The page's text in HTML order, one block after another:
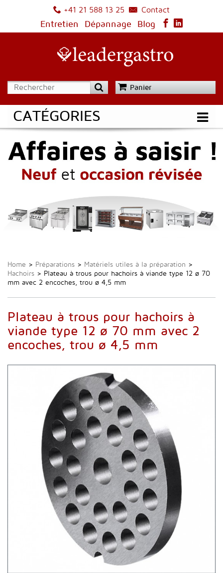
+41 21 588 13 25
Contact
Entretien
Dépannage Blog
Panier
CATÉGORIES
Home > Préparations > Matériels utiles à la préparation >
Hachoirs > Plateau à trous pour hachoirs à viande type 12 ø 70
mm avec 2 encoches, trou ø 4,5 mm
Plateau à trous pour hachoirs à
viande type 12 ø 70 mm avec 2
encoches, trou ø 4,5 mm